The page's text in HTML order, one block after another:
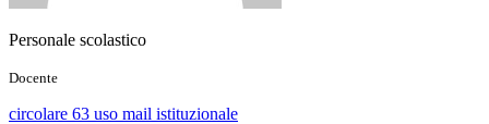
Personale scolastico
Docente
circolare 63 uso mail istituzionale